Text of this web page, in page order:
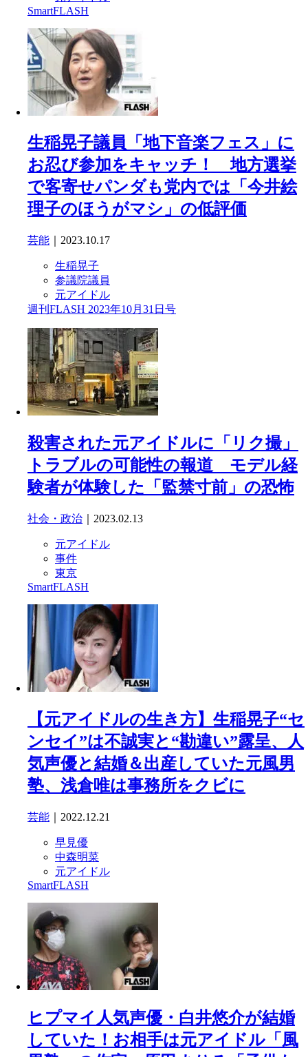
SmartFLASH
生稲晃子議員「地下音楽フェス」に
お忍び参加をキャッチ！ 地方選挙
で客寄せパンダも党内では「今井絵
理子のほうがマシ」の低評価
芸能 ｜2023.10.17
生稲晃子
参議院議員
元アイドル
週刊FLASH 2023年10月31日号
殺害された元アイドルに「リク撮」
トラブルの可能性の報道 モデル経
験者が体験した「監禁寸前」の恐怖
社会・政治 ｜2023.02.13
元アイドル
事件
東京
SmartFLASH
【元アイドルの生き方】生稲晃子“セ
ンセイ”は不誠実と“勘違い”露呈、人
気声優と結婚＆出産していた元風男
塾、浅倉唯は事務所をクビに
芸能 ｜2022.12.21
早見優
中森明菜
元アイドル
SmartFLASH
ヒプマイ人気声優・白井悠介が結婚
していた！お相手は元アイドル「風